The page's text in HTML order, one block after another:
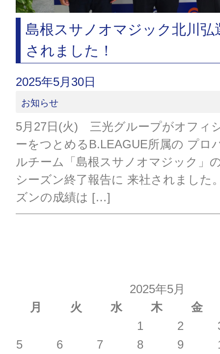
島根スサノオマジック北川弘
されました！
2025年5月30日
お知らせ
5月27日(火) 三光グループがオフィ
ーをつとめるB.LEAGUE所属の プロ
ルチーム「島根スサノオマジック」
シーズン終了報告に 来社されました
ズンの成績は […]
2025年5月
月
火 水 木
金
1
2
5
6 7 8 9